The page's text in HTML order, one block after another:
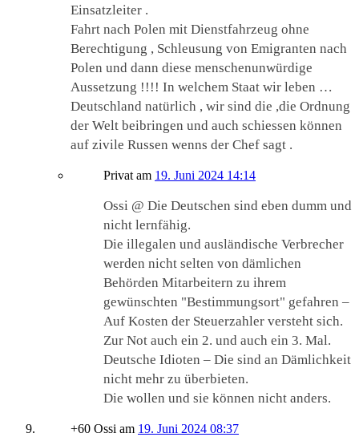
Einsatzleiter .
Fahrt nach Polen mit Dienstfahrzeug ohne
Berechtigung , Schleusung von Emigranten nach
Polen und dann diese menschenunwürdige
Aussetzung !!!! In welchem Staat wir leben …
Deutschland natürlich , wir sind die ,die Ordnung
der Welt beibringen und auch schiessen können
auf zivile Russen wenns der Chef sagt .
Privatam 19. Juni 2024 14:14
Ossi @ Die Deutschen sind eben dumm und
nicht lernfähig.
Die illegalen und ausländische Verbrecher
werden nicht selten von dämlichen
Behörden Mitarbeitern zu ihrem
gewünschten "Bestimmungsort" gefahren –
Auf Kosten der Steuerzahler versteht sich.
Zur Not auch ein 2. und auch ein 3. Mal.
Deutsche Idioten – Die sind an Dämlichkeit
nicht mehr zu überbieten.
Die wollen und sie können nicht anders.
+60 Ossi am 19. Juni 2024 08:37